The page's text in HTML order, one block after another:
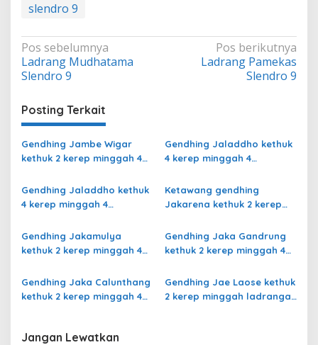
slendro 9
Navigasi
pos
Pos sebelumnya
Ladrang Mudhatama
Slendro 9
Pos berikutnya
Ladrang Pamekas
Slendro 9
Posting Terkait
Gendhing Jambe Wigar
kethuk 2 kerep minggah 4
Kalihan Slendro 9
Gendhing Jaladdho kethuk
4 kerep minggah 4
Semu Slendro 9
Gendhing Jaladdho kethuk
4 kerep minggah 4
Giyak-Giyak Slendro 9
Ketawang gendhing
Jakarena kethuk 2 kerep
Slendro 9
Gendhing Jakamulya
kethuk 2 kerep minggah 4
Slendro 9
Gendhing Jaka Gandrung
kethuk 2 kerep minggah 4
Gendhing Jaka Calunthang
kethuk 2 kerep minggah 4
9
Gendhing Jae Laose kethuk
2 kerep minggah ladrangan
Jangan Lewatkan